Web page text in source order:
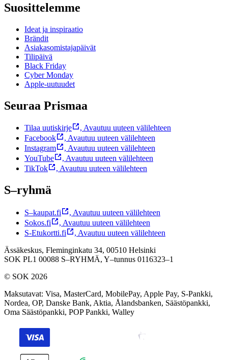
Suosittelemme
Ideat ja inspiraatio
Brändit
Asiakasomistajapäivät
Tilipäivä
Black Friday
Cyber Monday
Apple-uutuudet
Seuraa Prismaa
Tilaa uutiskirje , Avautuu uuteen välilehteen
Facebook
, Avautuu uuteen välilehteen
Instagram
, Avautuu uuteen välilehteen
YouTube
, Avautuu uuteen välilehteen
TikTok
, Avautuu uuteen välilehteen
S–ryhmä
S–kaupat.fi , Avautuu uuteen välilehteen
Sokos.fi
, Avautuu uuteen välilehteen
S-Etukortti.fi
, Avautuu uuteen välilehteen
Ässäkeskus, Fleminginkatu 34, 00510 Helsinki
SOK PL1 00088 S–RYHMÄ, Y–tunnus 0116323–1
© SOK 2026
Maksutavat: Visa, MasterCard, MobilePay, Apple Pay, S-Pankki,
Nordea, OP, Danske Bank, Aktia, Ålandsbanken, Säästöpankki,
Oma Säästöpankki, POP Pankki, Walley